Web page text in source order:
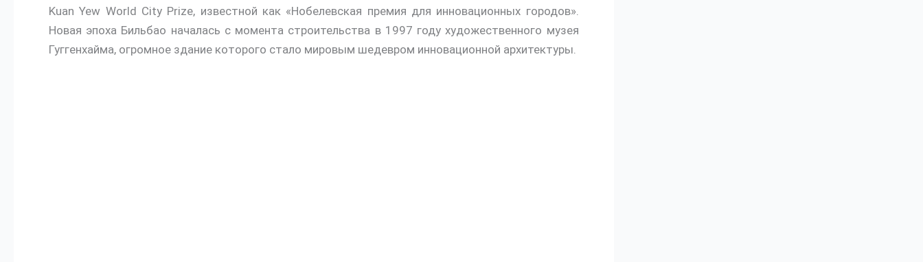
Kuan Yew World City Prize, известной как «Нобелевская премия для инновационных городов».
Новая эпоха Бильбао началась с момента строительства в 1997 году художественного музея
Гуггенхайма, огромное здание которого стало мировым шедевром инновационной архитектуры.